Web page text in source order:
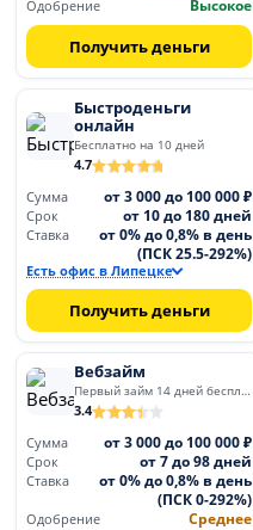
Одобрение Высокое
Получить деньги
Быстроденьги
онлайн
Бесплатно на 10 дней
4.7
Сумма
от 3 000 до 100 000 ₽
Срок от 10 до 180 дней
Ставка
от 0% до 0,8% в день
(ПСК 25.5-292%)
Есть офис в Липецке
Получить деньги
Вебзайм
Первый займ 14 дней бесплатно
3.4
Сумма
от 3 000 до 100 000 ₽
Срок от 7 до 98 дней
Ставка
от 0% до 0,8% в день
(ПСК 0-292%)
Одобрение Среднее